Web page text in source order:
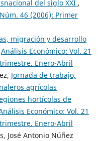
del siglo XXI ,
46 (2006): Primer
migración y desarrollo
Análisis Económico: Vol. 21
Enero-Abril
Jornada de trabajo,
agrícolas
hortícolas de
Económico: Vol. 21
Enero-Abril
José Antonio Núñez